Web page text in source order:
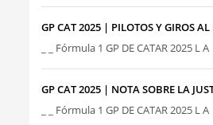
GP CAT 2025 | PILOTOS Y GIROS AL
_ _ Fórmula 1 GP DE CATAR 2025 L
GP CAT 2025 | NOTA SOBRE LA
_ _ Fórmula 1 GP DE CATAR 2025 L